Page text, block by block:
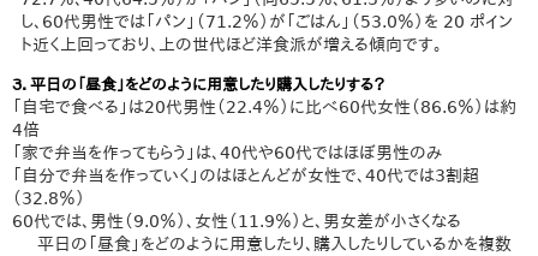
し、60代男性では「パン」（71.2％）が「ごはん」（53.0％）を 20 ポイン
ト近く上回っており、上の世代ほど洋食派が増える傾向です。
３．平日の「昼食」をどのように用意したり購入したりする？
「自宅で食べる」は20代男性（22.4％）に比べ60代女性（86.6％）は約
4倍
「家で弁当を作ってもらう」は、40代や60代ではほぼ男性のみ
「自分で弁当を作っていく」のはほとんどが女性で、40代では3割超
（32.8％）
60代では、男性（9.0％）、女性（11.9％）と、男女差が小さくなる
平日の「昼食」をどのように用意したり、購入したりしているかを複数